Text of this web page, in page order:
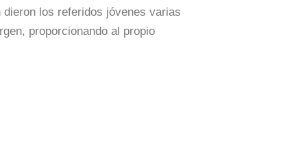
los referidos jóvenes varias
proporcionando al propio